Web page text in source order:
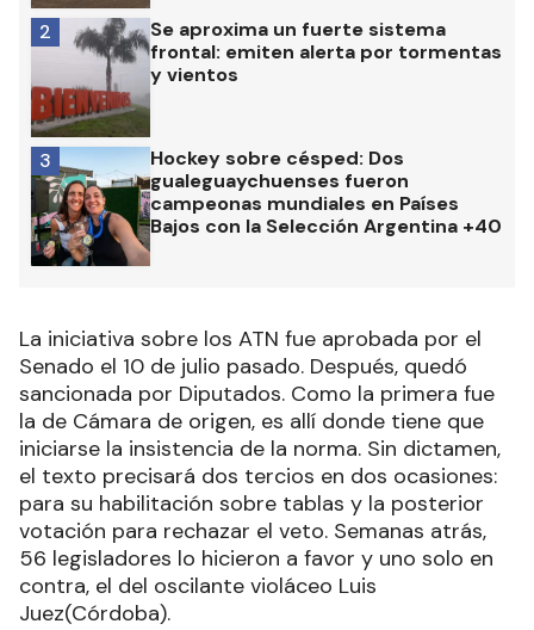
Se aproxima un fuerte sistema
frontal: emiten alerta por tormentas
y vientos
2
Hockey sobre césped: Dos
gualeguaychuenses fueron
campeonas mundiales en Países
Bajos con la Selección Argentina +40
3
La iniciativa sobre los ATN fue aprobada por el
Senado el 10 de julio pasado. Después, quedó
sancionada por Diputados. Como la primera fue
la de Cámara de origen, es allí donde tiene que
iniciarse la insistencia de la norma. Sin dictamen,
el texto precisará dos tercios en dos ocasiones:
para su habilitación sobre tablas y la posterior
votación para rechazar el veto. Semanas atrás,
56 legisladores lo hicieron a favor y uno solo en
contra, el del oscilante violáceo Luis
Juez(Córdoba).